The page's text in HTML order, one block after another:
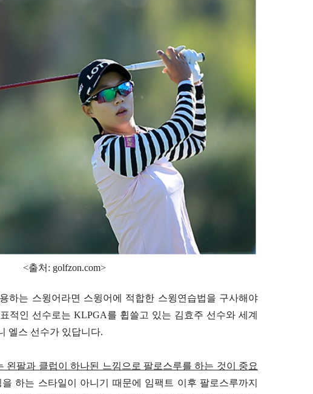
<출처: golfzon.com>
하는 스윙어라면 스윙어에 적합한 스윙연습법을 구사해야
적인 선수로는 KLPGA를 휩쓸고 있는 김효주 선수와 세계
엘스 선수가 있답니다.
왼팔과 클럽이 하나된 느낌으로 팔로스루를 하는 것이 중요
하는 스타일이 아니기 때문에 임팩트 이후 팔로스루까지